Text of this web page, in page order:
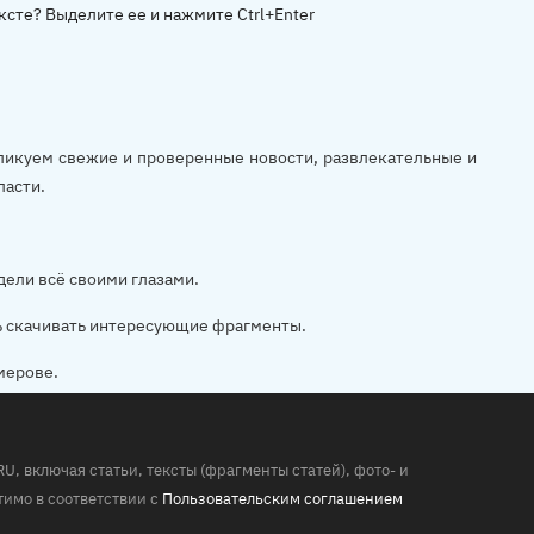
Выделите ее и нажмите Ctrl+Enter
свежие и проверенные новости, развлекательные и
всё своими глазами.
скачивать интересующие фрагменты.
включая статьи, тексты (фрагменты статей), фото- и
в соответствии с Пользовательским соглашением